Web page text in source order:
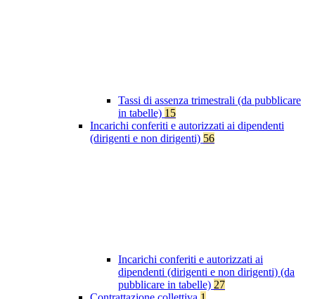
Tassi di assenza trimestrali (da pubblicare
in tabelle) 15
Incarichi conferiti e autorizzati ai dipendenti
(dirigenti e non dirigenti) 56
Incarichi conferiti e autorizzati ai
dipendenti (dirigenti e non dirigenti) (da
pubblicare in tabelle) 27